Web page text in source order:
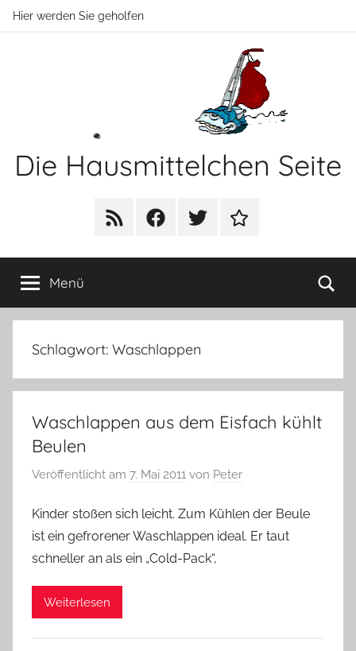
ZumHier werden Sie geholfen
Die Hausmittelchen Seite
RSS FacebookTwitter Newsletter
Menü
Schlagwort: Waschlappen
Waschlappen aus dem Eisfach kühlt
Beulen
Veröffentlicht am 7. Mai 2011 von Peter
Kinder stoßen sich leicht. Zum Kühlen der Beule
ist ein gefrorener Waschlappen ideal. Er taut
schneller an als ein „Cold-Pack“,
Weiterlesen